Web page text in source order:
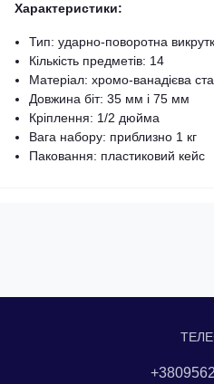
Характеристики:
Тип: ударно-поворотна
Кількість предметів: 14
Матеріал: хромо-ванадієва
Довжина біт: 35 мм і 75 мм
Кріплення: 1/2 дюйма
Вага набору: приблизно 1 кг
Паковання: пластиковий кейс